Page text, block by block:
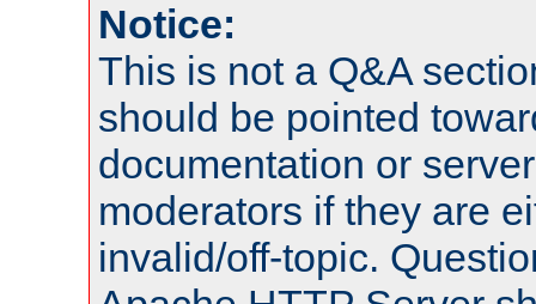
Notice:
This is not a Q&A
should be pointed
documentation or
moderators if they are
invalid/off-topic.